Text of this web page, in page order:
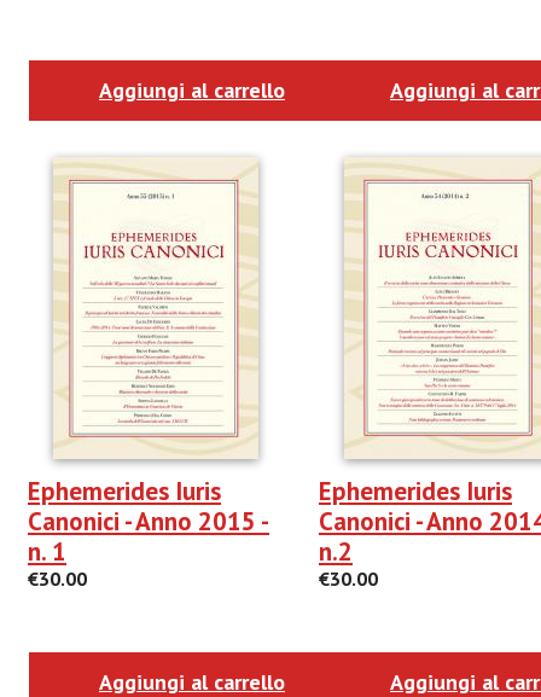
Aggiungi al carrello Aggiungi al
Ephemerides Iuris
Canonici - Anno 2015 -
n. 1
€30.00
Aggiungi al carrello
Ephemerides Iuris
Canonici - Anno
n.2
€30.00
Aggiungi al